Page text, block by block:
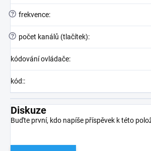
? frekvence:
? počet kanálů (tlačítek):
kódování ovládače:
kód::
Diskuze
Buďte první, kdo napíše příspěvek k této